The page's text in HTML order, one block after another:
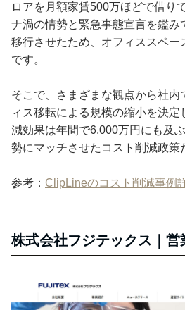
ロアを月額家賃500万ほどで借り
ナ渦の情勢と緊急事態宣言を鑑み
移行させたため、オフィススペー
です。
そこで、さまざまな観点から社内
ィス移転による規模の縮小を決定
減効果は年間で6,000万円にも及
勢にマッチさせたコスト削減政策
参考： ClipLineのコスト削減事例
株式会社フジテックス｜営